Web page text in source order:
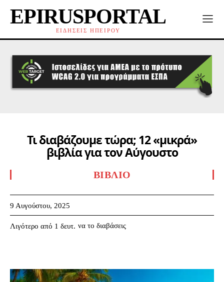
EPIRUSPORTAL
ΕΙΔΗΣΕΙΣ ΗΠΕΙΡΟΥ
Τι διαβάζουμε τώρα; 12 «μικρά»
βιβλία για τον Αύγουστο
ΒΙΒΛΊΟ
9 Αυγούστου, 2025
Λιγότερο από 1 δευτ. να το διαβάσεις